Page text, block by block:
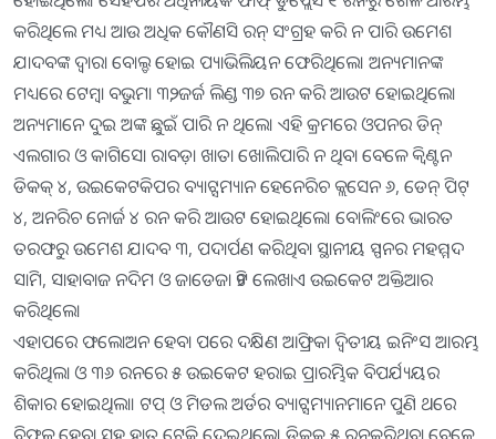
କରିଥିଲେ ମଧ୍ୟ ଆଉ ଅଧିକ କୌଣସି ରନ୍‌ ସଂଗ୍ରହ କରି ନ ପାରି ଉମେଶ
ଯାଦବଙ୍କ ଦ୍ୱାରା ବୋଲ୍ଡ ହୋଇ ପ୍ୟାଭିଲିୟନ ଫେରିଥିଲେ। ଅନ୍ୟମାନଙ୍କ
ମଧ୍ୟରେ ଟେମ୍ବା ବଭୁମା ୩୨, ଜର୍ଜ ଲିଣ୍ଡ ୩୭ ରନ କରି ଆଉଟ ହୋଇଥିଲେ।
ଅନ୍ୟମାନେ ଦୁଇ ଅଙ୍କ ଛୁଇଁ ପାରି ନ ଥିଲେ। ଏହି କ୍ରମରେ ଓପନର ଡିନ୍‌
ଏଲଗାର ଓ କାଗିସୋ ରାବଡ଼ା ଖାତା ଖୋଲିପାରି ନ ଥିବା ବେଳେ କ୍ୱିଣ୍ଟନ
ଡିକକ୍‌ ୪, ଉଇକେଟକିପର ବ୍ୟାଟ୍ସମ୍ୟାନ ହେନେରିଚ କ୍ଲସେନ ୬, ଡେନ୍‌ ପିଟ୍‌
୪, ଅନରିଚ ନୋର୍ଜ ୪ ରନ କରି ଆଉଟ ହୋଇଥିଲେ। ବୋଲିଂରେ ଭାରତ
ତରଫରୁ ଉମେଶ ଯାଦବ ୩, ପଦାର୍ପଣ କରିଥିବା ସ୍ଥାନୀୟ ସ୍ପନର ମହମ୍ମଦ
ସାମି, ସାହାବାଜ ନଦିମ ଓ ଜାଡେଜା ୨ଟି ଲେଖାଏ ଉଇକେଟ ଅକ୍ତିଆର
କରିଥିଲେ।
ଏହାପରେ ଫଲୋଅନ ହେବା ପରେ ଦକ୍ଷିଣ ଆଫ୍ରିକା ଦ୍ୱିତୀୟ ଇନିଂସ ଆରମ୍ଭ
କରିଥିଲା ଓ ୩୬ ରନରେ ୫ ଉଇକେଟ ହରାଇ ପ୍ରାରମ୍ଭିକ ବିପର୍ଯ୍ୟୟର
ଶିକାର ହୋଇଥିଲା। ଟପ୍‌ ଓ ମିଡଲ ଅର୍ଡର ବ୍ୟାଟ୍ସମ୍ୟାନମାନେ ପୁଣି ଥରେ